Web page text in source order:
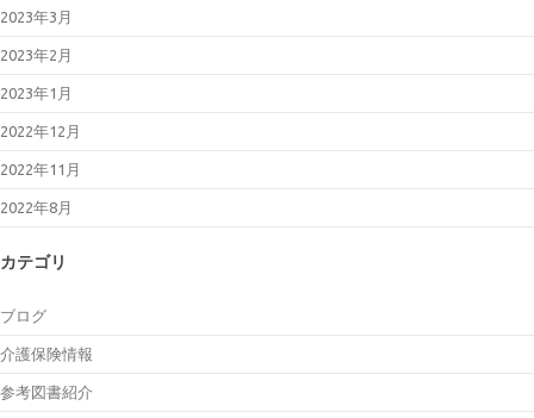
2023年3月
2023年2月
2023年1月
2022年12月
2022年11月
2022年8月
カテゴリ
ブログ
介護保険情報
参考図書紹介